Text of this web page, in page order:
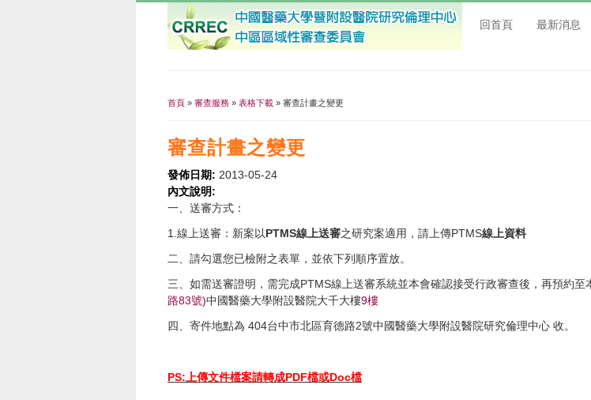
回首頁 最新消息
首頁 » 審查服務 » 表格下載 » 審查計畫之變更
審查計畫之變更
發佈日期: 2013-05-24
內文說明:
一、送審方式：
1.線上送審：新案以PTMS線上送審之研究案適用，請上傳PTMS線上資料
二、請勾選您已檢附之表單，並依下列順序置放。
三、如需送審證明，需完成PTMS線上送審系統並本會確認接受行政審查後，再預約
路83號)中國醫藥大學附設醫院大千大樓9樓
四、寄件地點為 404台中市北區育德路2號中國醫藥大學附設醫院研究倫理中心 收。
PS:上傳文件檔案請轉成PDF檔或Doc檔